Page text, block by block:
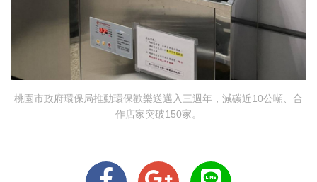
桃園市政府環保局推動環保歡樂送邁入三週年，減碳近10公噸、合
作店家突破150家。